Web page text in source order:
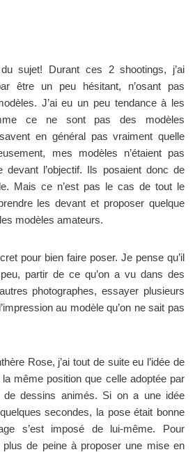
sujet! Durant ces 2 shootings, j’ai
être un peu hésitant, n’osant pas
J’ai eu un peu tendance à les
ce ne sont pas des modèles
en général pas vraiment quelle
mes modèles n’étaient pas
devant l’objectif. Ils posaient donc de
Mais ce n’est pas le cas de tout le
les devant et proposer quelque
modèles amateurs.
pour bien faire poser. Je pense qu’il
partir de ce qu’on a vu dans des
photographes, essayer plusieurs
au modèle qu’on ne sait pas
Rose, j’ai tout de suite eu l’idée de
même position que celle adoptée par
de dessins animés. Si on a une idée
secondes, la pose était bonne
s’est imposé de lui-même. Pour
plus de peine à proposer une mise en